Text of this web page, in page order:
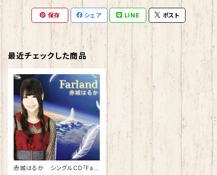
保存 シェア LINE ポスト
最近チェックした商品
赤城はるか シングルCD「Farl